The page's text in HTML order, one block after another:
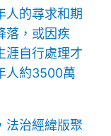
人的尋求和期
落，或因疾
涯自行處理才
人約3500萬
法治經緯版聚